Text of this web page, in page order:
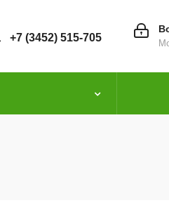
+7 (3452) 515-705